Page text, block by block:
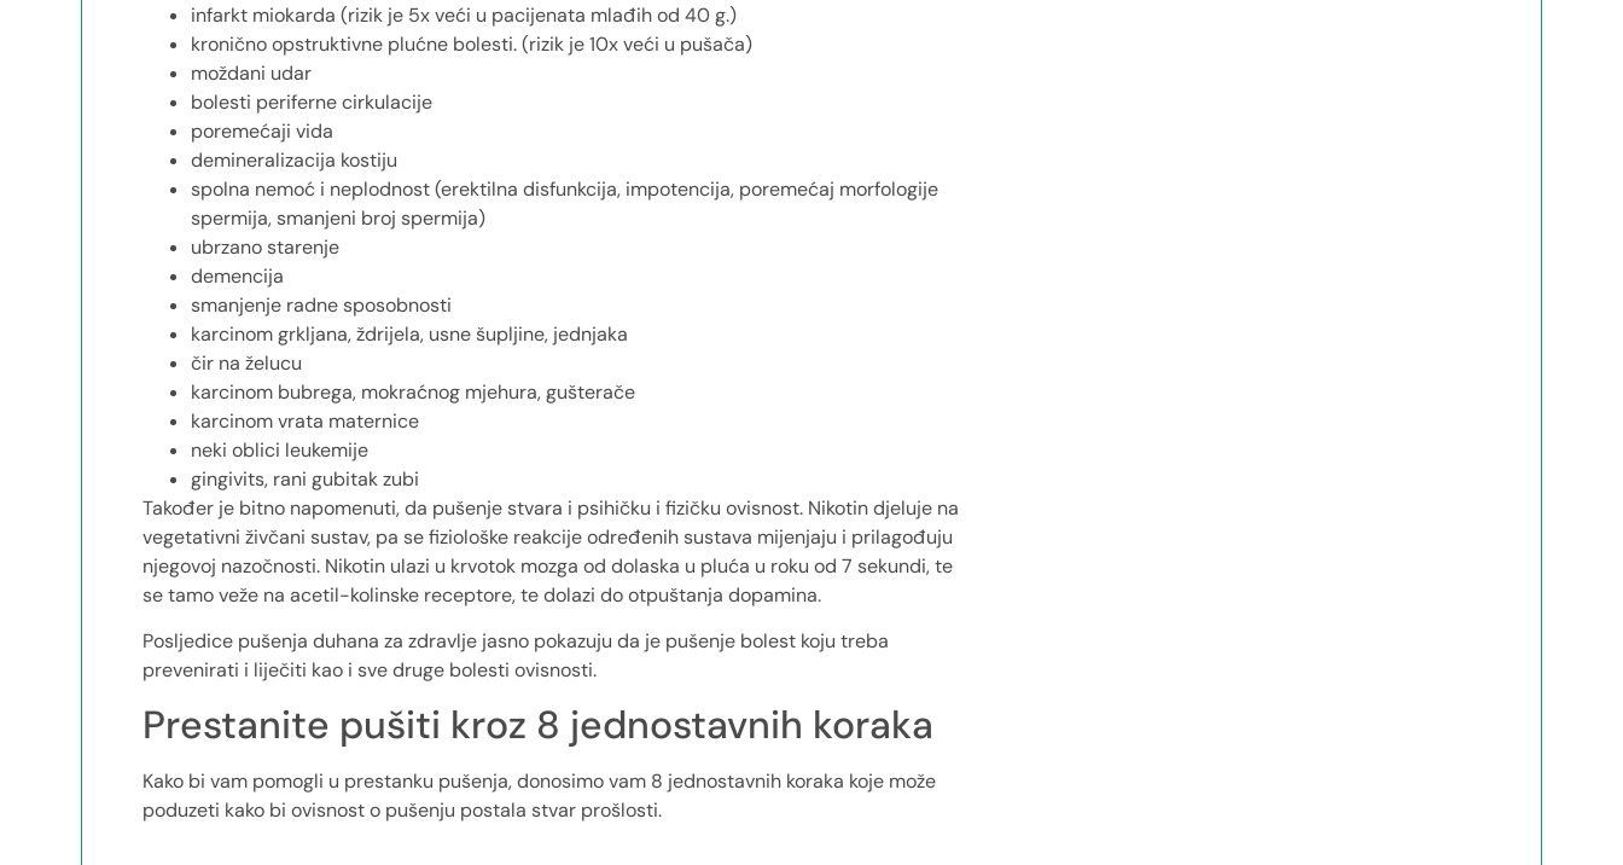
infarkt miokarda (rizik je 5x veći u pacijenata mlađih od 40 g.)
kronično opstruktivne plućne bolesti. (rizik je 10x veći u pušača)
moždani udar
bolesti periferne cirkulacije
poremećaji vida
demineralizacija kostiju
spolna nemoć i neplodnost (erektilna disfunkcija, impotencija, poremećaj morfologije
spermija, smanjeni broj spermija)
ubrzano starenje
demencija
smanjenje radne sposobnosti
karcinom grkljana, ždrijela, usne šupljine, jednjaka
čir na želucu
karcinom bubrega, mokraćnog mjehura, gušterače
karcinom vrata maternice
neki oblici leukemije
gingivits, rani gubitak zubi
Također je bitno napomenuti, da pušenje stvara i psihičku i fizičku ovisnost. Nikotin djeluje na
vegetativni živčani sustav, pa se fiziološke reakcije određenih sustava mijenjaju i prilagođuju
njegovoj nazočnosti. Nikotin ulazi u krvotok mozga od dolaska u pluća u roku od 7 sekundi, te
se tamo veže na acetil-kolinske receptore, te dolazi do otpuštanja dopamina.
Posljedice pušenja duhana za zdravlje jasno pokazuju da je pušenje bolest koju treba
prevenirati i liječiti kao i sve druge bolesti ovisnosti.
Prestanite pušiti kroz 8 jednostavnih koraka
Kako bi vam pomogli u prestanku pušenja, donosimo vam 8 jednostavnih koraka koje može
poduzeti kako bi ovisnost o pušenju postala stvar prošlosti.